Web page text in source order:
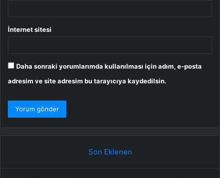
İnternet sitesi
Daha sonraki yorumlarımda kullanılması için adım, e-posta
adresim ve site adresim bu tarayıcıya kaydedilsin.
Son Eklenen